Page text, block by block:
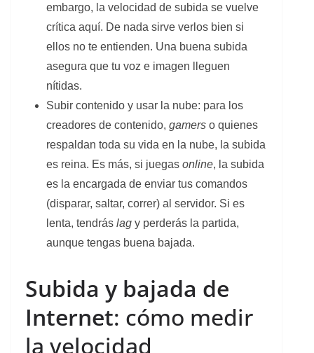
embargo, la velocidad de subida se vuelve
crítica aquí. De nada sirve verlos bien si
ellos no te entienden. Una buena subida
asegura que tu voz e imagen lleguen
nítidas.
Subir contenido y usar la nube: para los
creadores de contenido, gamers o quienes
respaldan toda su vida en la nube, la subida
es reina. Es más, si juegas online, la subida
es la encargada de enviar tus comandos
(disparar, saltar, correr) al servidor. Si es
lenta, tendrás lag y perderás la partida,
aunque tengas buena bajada.
Subida y bajada de
Internet: cómo medir
la velocidad